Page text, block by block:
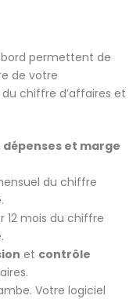
bord permettent de
de votre
chiffre d’affaires et
et marge
du chiffre
12 mois du chiffre
et contrôle
Votre logiciel